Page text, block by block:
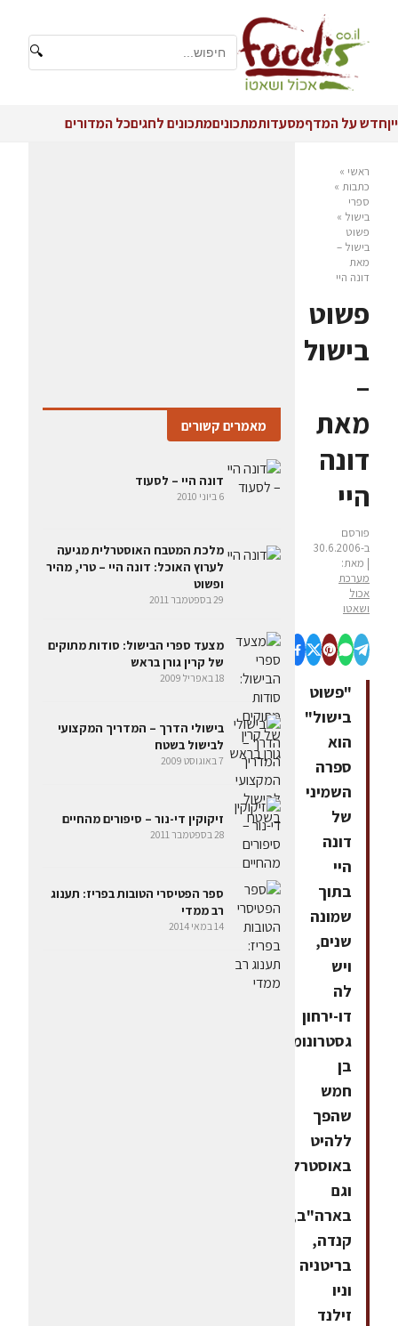
🔍
ייןחדש על המדףמסעדותמתכוניםמתכונים לחגיםכל המדורים
ראשי »
כתבות »
ספרי
בישול »
פשוט
בישול –
מאת
דונה היי
פשוט
בישול
–
מאת
דונה
היי
פורסם
ב-30.6.2006
| מאת:
מערכת
אכול
ושאטו
"פשוט
בישול"
הוא
ספרה
השמיני
של
דונה
היי
בתוך
שמונה
שנים,
ויש
לה
דו-ירחון
גסטרונומי
בן
חמש
שהפך
ללהיט
באוסטרליה,
וגם
בארה"ב,
קנדה,
בריטניה
וניו
זילנד
מאמרים קשורים
דונה היי – לסעוד
6 ביוני 2010
מלכת המטבח האוסטרלית מגיעה
לערוץ האוכל: דונה היי – טרי, מהיר
ופשוט
29 בספטמבר 2011
מצעד ספרי הבישול: סודות מתוקים
של קרין גורן בראש
18 באפריל 2009
בישולי הדרך – המדריך המקצועי
לבישול בשטח
7 באוגוסט 2009
זיקוקין די-נור – סיפורים מהחיים
28 בספטמבר 2011
ספר הפטיסרי הטובות בפריז: תענוג
רב ממדי
14 במאי 2014